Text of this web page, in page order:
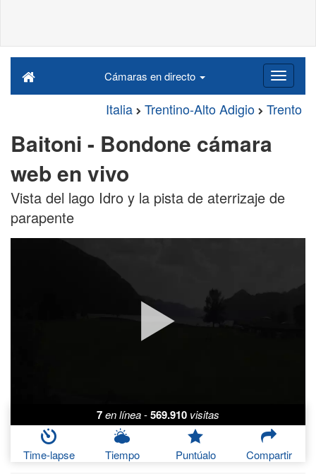
Cámaras en directo
Italia Trentino-Alto Adigio Trento
Baitoni - Bondone cámara
web en vivo
Vista del lago Idro y la pista de aterrizaje de
parapente
7en línea-569.910 visitas
Time-lapse Tiempo Puntúalo Compartir